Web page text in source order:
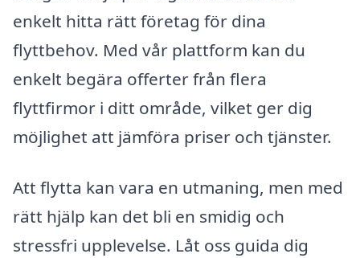
enkelt hitta rätt företag för dina
flyttbehov. Med vår plattform kan du
enkelt begära offerter från flera
flyttfirmor i ditt område, vilket ger dig
möjlighet att jämföra priser och tjänster.
Att flytta kan vara en utmaning, men med
rätt hjälp kan det bli en smidig och
stressfri upplevelse. Låt oss guida dig